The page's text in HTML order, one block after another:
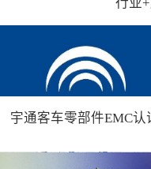
宇通客车零部件EMC认